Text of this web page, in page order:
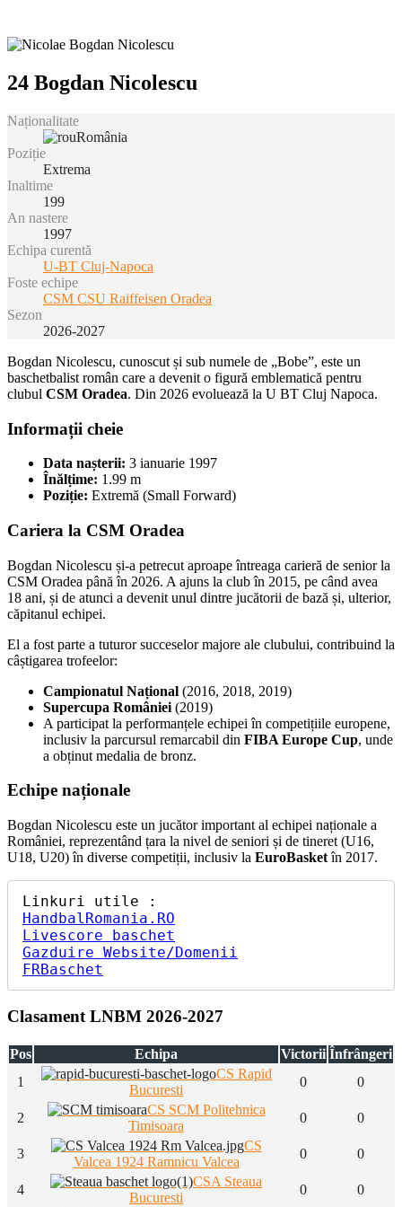
24 Bogdan Nicolescu
Naționalitate
România
Poziție
Extrema
Inaltime
199
An nastere
1997
Echipa curentă
U-BT Cluj-Napoca
Foste echipe
CSM CSU Raiffeisen Oradea
Sezon
2026-2027
Bogdan Nicolescu, cunoscut și sub numele de „Bobe”, este un
baschetbalist român care a devenit o figură emblematică pentru
clubul CSM Oradea. Din 2026 evoluează la U BT Cluj Napoca.
Informații cheie
Data nașterii: 3 ianuarie 1997
Înălțime: 1.99 m
Poziție: Extremă (Small Forward)
Cariera la CSM Oradea
Bogdan Nicolescu și-a petrecut aproape întreaga carieră de senior la
CSM Oradea până în 2026. A ajuns la club în 2015, pe când avea
18 ani, și de atunci a devenit unul dintre jucătorii de bază și, ulterior,
căpitanul echipei.
El a fost parte a tuturor succeselor majore ale clubului, contribuind la
câștigarea trofeelor:
Campionatul Național (2016, 2018, 2019)
Supercupa României (2019)
A participat la performanțele echipei în competițiile europene,
inclusiv la parcursul remarcabil din FIBA Europe Cup, unde
a obținut medalia de bronz.
Echipe naționale
Bogdan Nicolescu este un jucător important al echipei naționale a
României, reprezentând țara la nivel de seniori și de tineret (U16,
U18, U20) în diverse competiții, inclusiv la EuroBasketîn 2017.
HandbalRomania.RO
Livescore baschet
Gazduire Website/Domenii
FRBaschet
Clasament LNBM 2026-2027
Pos Echipa Victorii Înfrângeri
1
CS Rapid
Bucuresti
0 0
2
CS SCM Politehnica
Timisoara
0 0
3
CS
Valcea 1924 Ramnicu Valcea
0 0
4
CSA Steaua
Bucuresti
0 0